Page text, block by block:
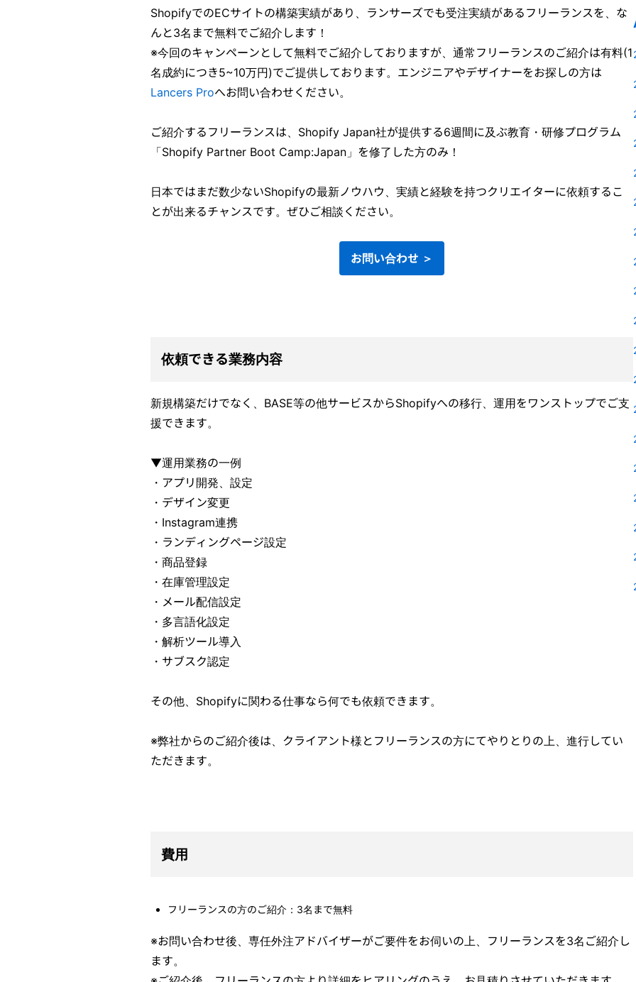
ShopifyでのECサイトの構築実績があり、ランサーズでも受注実績があるフリーランスを、な
んと3名まで無料でご紹介します！
※今回のキャンペーンとして無料でご紹介しておりますが、通常フリーランスのご紹介は有料(1
名成約につき5~10万円)でご提供しております。エンジニアやデザイナーをお探しの方は
Lancers Proへお問い合わせください。
ご紹介するフリーランスは、Shopify Japan社が提供する6週間に及ぶ教育・研修プログラム
「Shopify Partner Boot Camp:Japan」を修了した方のみ！
日本ではまだ数少ないShopifyの最新ノウハウ、実績と経験を持つクリエイターに依頼するこ
とが出来るチャンスです。ぜひご相談ください。
お問い合わせ ＞
依頼できる業務内容
新規構築だけでなく、BASE等の他サービスからShopifyへの移行、運用をワンストップでご支
援できます。
▼運用業務の一例
・アプリ開発、設定
・デザイン変更
・Instagram連携
・ランディングページ設定
・商品登録
・在庫管理設定
・メール配信設定
・多言語化設定
・解析ツール導入
・サブスク認定
その他、Shopifyに関わる仕事なら何でも依頼できます。
※弊社からのご紹介後は、クライアント様とフリーランスの方にてやりとりの上、進行してい
ただきます。
費用
フリーランスの方のご紹介：3名まで無料
※お問い合わせ後、専任外注アドバイザーがご要件をお伺いの上、フリーランスを3名ご紹介し
ます。